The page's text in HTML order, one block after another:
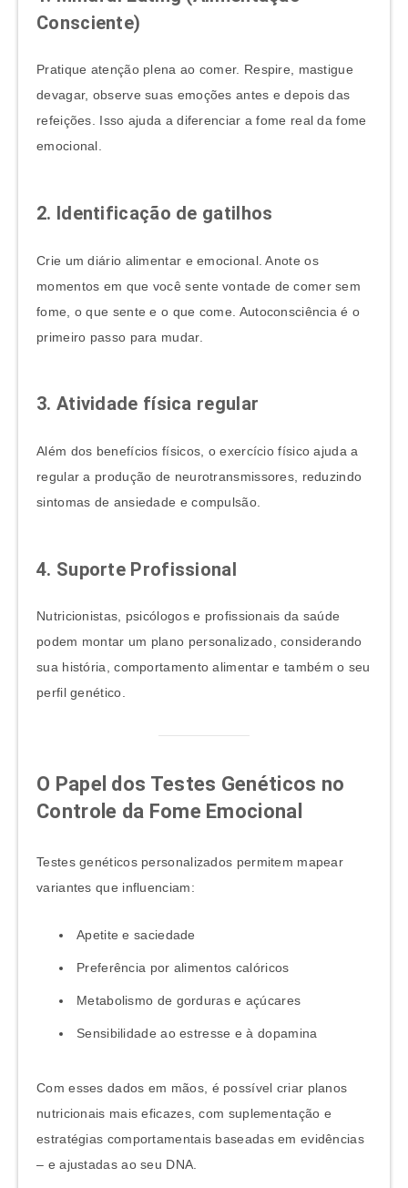
Consciente)
Pratique atenção plena ao comer. Respire, mastigue
devagar, observe suas emoções antes e depois das
refeições. Isso ajuda a diferenciar a fome real da fome
emocional.
2. Identificação de gatilhos
Crie um diário alimentar e emocional. Anote os
momentos em que você sente vontade de comer sem
fome, o que sente e o que come. Autoconsciência é o
primeiro passo para mudar.
3. Atividade física regular
Além dos benefícios físicos, o exercício físico ajuda a
regular a produção de neurotransmissores, reduzindo
sintomas de ansiedade e compulsão.
4. Suporte Profissional
Nutricionistas, psicólogos e profissionais da saúde
podem montar um plano personalizado, considerando
sua história, comportamento alimentar e também o seu
perfil genético.
O Papel dos Testes Genéticos no
Controle da Fome Emocional
Testes genéticos personalizados permitem mapear
variantes que influenciam:
Apetite e saciedade
Preferência por alimentos calóricos
Metabolismo de gorduras e açúcares
Sensibilidade ao estresse e à dopamina
Com esses dados em mãos, é possível criar planos
nutricionais mais eficazes, com suplementação e
estratégias comportamentais baseadas em evidências
– e ajustadas ao seu DNA.